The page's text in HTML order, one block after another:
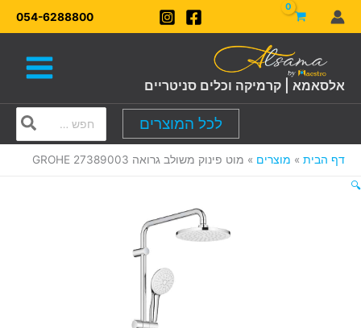
דילוג
לתוכן
054-6288800
אלסאמא | קרמיקה וכלים סניטריים
לכל המוצרים
for:
דף הבית מוצרים
מוט פינוק משולב גרואה GROHE 27389003
🔍